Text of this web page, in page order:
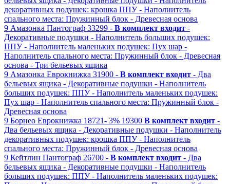
декоративных подушек: крошка ППУ - Наполнитель
спального места: Пружинный блок - Древесная основа
9 Амазонка Пантограф 33299 - В комплект входит -
Декоративные подушки - Наполнитель больших подушек:
ППУ - Наполнитель маленьких подушек: Пух шар -
Наполнитель спального места: Пружинный блок - Древесная
основа - Три бельевых ящика
9 Амазонка Еврокнижка 31900 - В комплект входит - Два
бельевых ящика - Декоративные подушки - Наполнитель
больших подушек: ППУ - Наполнитель маленьких подушек:
Пух шар - Наполнитель спального места: Пружинный блок -
Древесная основа
9 Борнео Еврокнижка 18721- 3% 19300 В комплект входит -
Два бельевых ящика - Декоративные подушки - Наполнитель
декоративных подушек: крошка ППУ - Наполнитель
спального места: Пружинный блок - Древесная основа
9 Кейтлин Пантограф 26700 - В комплект входит - Два
бельевых ящика - Декоративные подушки - Наполнитель
больших подушек: ППУ - Наполнитель маленьких подушек: